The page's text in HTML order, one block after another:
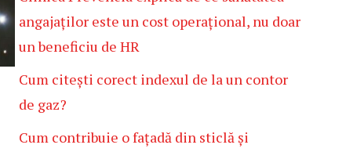
angajaților este un cost operațional, nu doar
un beneficiu de HR
Cum citești corect indexul de la un contor
de gaz?
Cum contribuie o fațadă din sticlă și